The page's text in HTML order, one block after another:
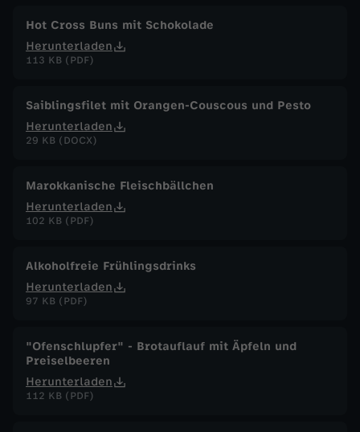
Hot Cross Buns mit Schokolade
Herunterladen
113 KB (PDF)
Saiblingsfilet mit Orangen-Couscous und Pesto
Herunterladen
29 KB (DOCX)
Marokkanische Fleischbällchen
Herunterladen
102 KB (PDF)
Alkoholfreie Frühlingsdrinks
Herunterladen
97 KB (PDF)
"Ofenschlupfer" - Brotauflauf mit Äpfeln und
Preiselbeeren
Herunterladen
112 KB (PDF)